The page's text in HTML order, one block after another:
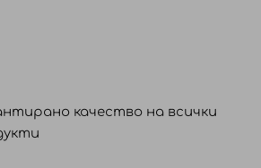
качество на всички